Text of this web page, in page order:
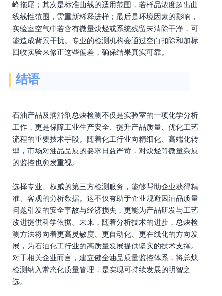
峰拖尾；其次是标准曲线的适用范围，若样品浓度超出曲
线线性范围，需重新稀释进样；最后是环境因素的影响，
实验室空气中若含有微量炔烃或系统残留未清除干净，可
能造成背景干扰。专业的检测机构会通过空白扣除和加标
回收实验来修正这些偏差，确保结果真实可靠。
结语
石油产品及润滑剂总炔检测不仅是实验室的一项化学分析
工作，更是保障工业生产安全、提升产品质量、优化工艺
流程的重要技术手段。随着化工行业向精细化、高端化转
型，市场对油品品质的要求日益严苛，对炔烃等微量杂质
的监控也愈发重视。
选择专业、权威的第三方检测服务，能够帮助企业获得精
准、客观的分析数据。这不仅有助于企业规避因油品质量
问题引发的安全事故与经济损失，更能为产品研发与工艺
改进提供科学依据。未来，随着分析技术的进步，总炔检
测方法将向着更高灵敏度、更自动化、更在线化的方向发
展，为石油化工行业的高质量发展提供坚实的技术支撑。
对于相关企业而言，建立健全油品质量监控体系，将总炔
检测纳入常态化质量管理，是实现可持续发展的明智之
选。